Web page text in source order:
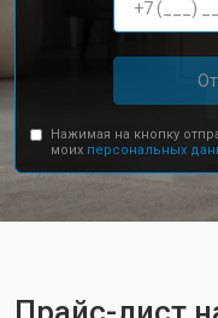
Нажимая на кнопку
моих персональных